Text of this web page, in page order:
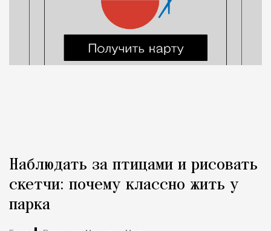
Наблюдать за птицами и рисовать
скетчи: почему классно жить у
парка